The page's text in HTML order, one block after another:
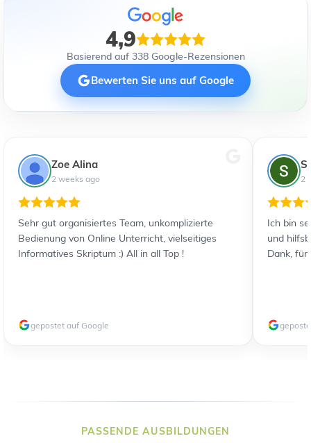
4,9
Basierend auf 338 Google-Rezensionen
Bewerten Sie uns auf Google
Zoe Alina
2 weeks ago
Sehr gut organisiertes Team, unkomplizierte
Bedienung von Online Unterricht, vielseitiges
Informatives Skriptum :) All in all Top !
gepostet auf Google
2
Ich bin
und
Dank, für
PASSENDE AUSBILDUNGEN